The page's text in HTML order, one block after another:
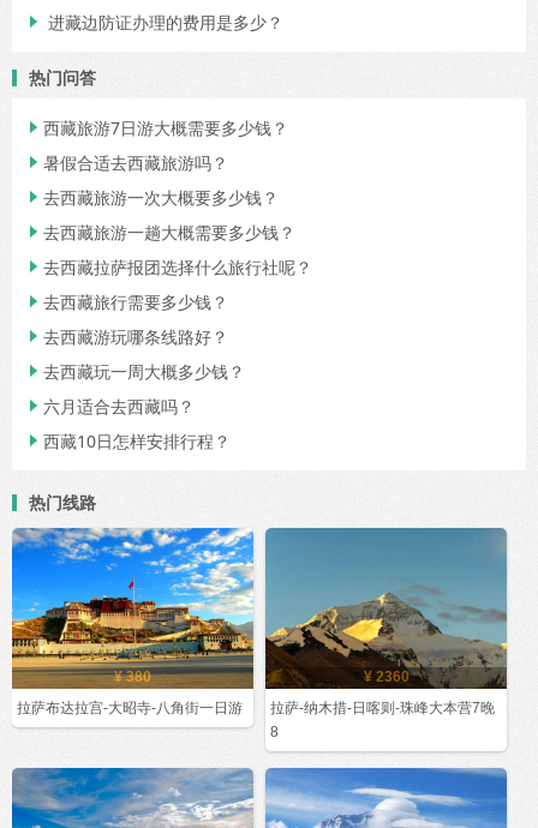
 进藏边防证办理的费用是多少？
热门问答
 西藏旅游7日游大概需要多少钱？
 暑假合适去西藏旅游吗？
 去西藏旅游一次大概要多少钱？
 去西藏旅游一趟大概需要多少钱？
 去西藏拉萨报团选择什么旅行社呢？
 去西藏旅行需要多少钱？
 去西藏游玩哪条线路好？
 去西藏玩一周大概多少钱？
 六月适合去西藏吗？
 西藏10日怎样安排行程？
热门线路
¥ 380
拉萨布达拉宫-大昭寺-八角街一日游
¥ 2360
拉萨-纳木措-日喀则-珠峰大本营7晚
8